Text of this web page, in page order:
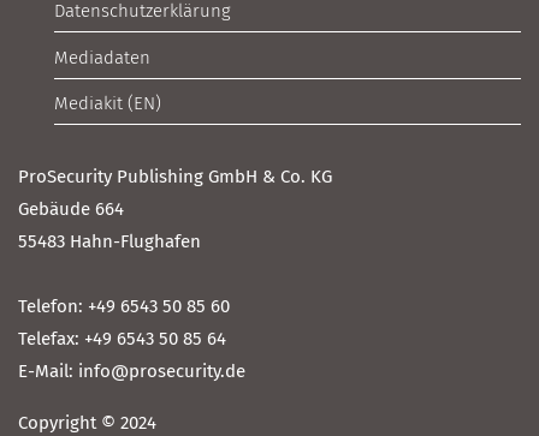
Datenschutzerklärung
Mediadaten
Mediakit (EN)
ProSecurity Publishing GmbH & Co. KG
Gebäude 664
55483 Hahn-Flughafen
Telefon: +49 6543 50 85 60
Telefax: +49 6543 50 85 64
E-Mail: info@prosecurity.de
Copyright © 2024